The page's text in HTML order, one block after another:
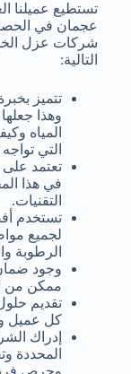
تستطيع عميلنا
عجمان في
شركات عزل
التالية:
تتميز
وهذا
المياه
التي
تعتمد
في هذا
التقنيات.
تستخدم
لجميع
الرطوبة
وجود
ممكن من
تقديم
كل عميل
إدراك
المحددة
وحرص